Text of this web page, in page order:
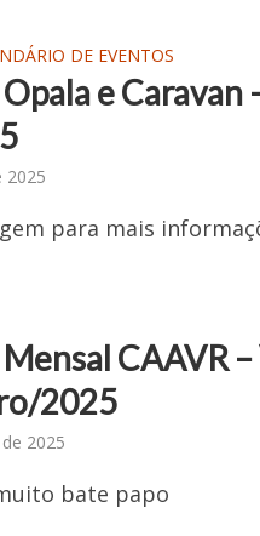
DE EVENTOS
e Caravan
2025
para mais
CAAVR
2025
2025
bate papo